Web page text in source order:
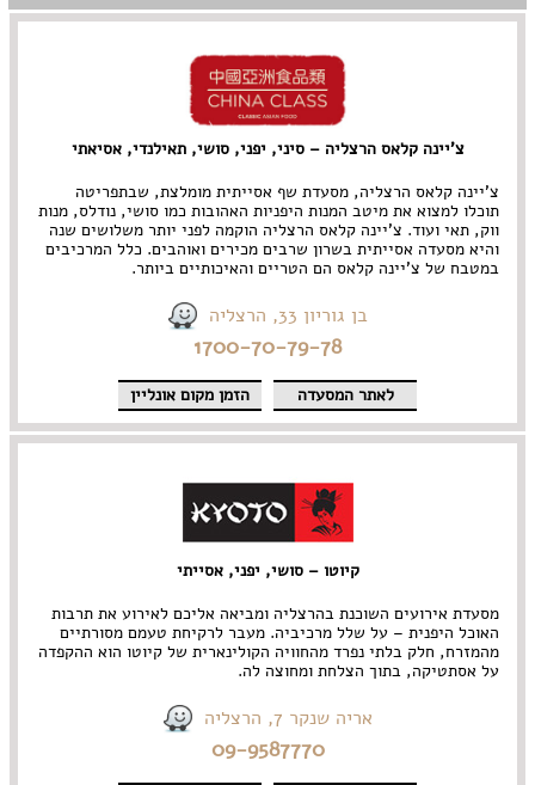
צ'יינה קלאס הרצליה – סיני, יפני, סושי, תאילנדי, אסיאתי
צ'יינה קלאס הרצליה, מסעדת שף אסייתית מומלצת, שבתפריטה
תוכלו למצוא את מיטב המנות היפניות האהובות כמו סושי, נודלס, מנות
ווק, תאי ועוד. צ'יינה קלאס הרצליה הוקמה לפני יותר משלושים שנה
והיא מסעדה אסייתית בשרון שרבים מכירים ואוהבים. כלל המרכיבים
במטבח של צ'יינה קלאס הם הטריים והאיכותיים ביותר.
בן גוריון 33, הרצליה
1700-70-79-78
לאתר המסעדה הזמן מקום אונליין
קיוטו – סושי, יפני, אסייתי
מסעדת אירועים השוכנת בהרצליה ומביאה אליכם לאירוע את תרבות
האוכל היפנית – על שלל מרכיביה. מעבר לרקיחת טעמם מסורתיים
מהמזרח, חלק בלתי נפרד מהחוויה הקולינארית של קיוטו הוא ההקפדה
על אסתטיקה, בתוך הצלחת ומחוצה לה.
אריה שנקר 7, הרצליה
09-9587770